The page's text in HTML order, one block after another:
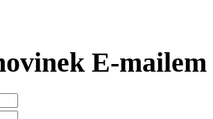
E-mailem